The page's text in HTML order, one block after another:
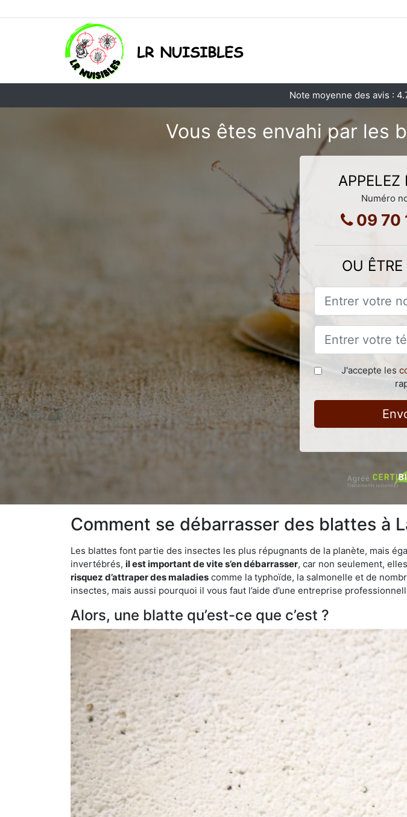
Note moyenne des avis :
Vous êtes envahi par les
Numéro
09 70
OU ÊTRE
J'accepte les
Comment se débarrasser des blattes à
Les blattes font partie des insectes les plus répugnants de la planète, mais
invertébrés, il est important de vite s’en débarrasser, car non seulement,
risquez d’attraper des maladies comme la typhoïde, la salmonelle et de
insectes, mais aussi pourquoi il vous faut l’aide d’une entreprise
Alors, une blatte qu’est-ce que c’est ?